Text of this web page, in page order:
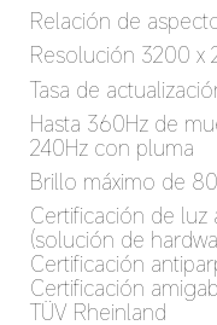
Relación de
Resolución 3200 x
Tasa de
Hasta 360Hz de
240Hz con pluma
Brillo máximo de
Certificación de luz
(solución de
Certificación
Certificación
TÜV Rheinland